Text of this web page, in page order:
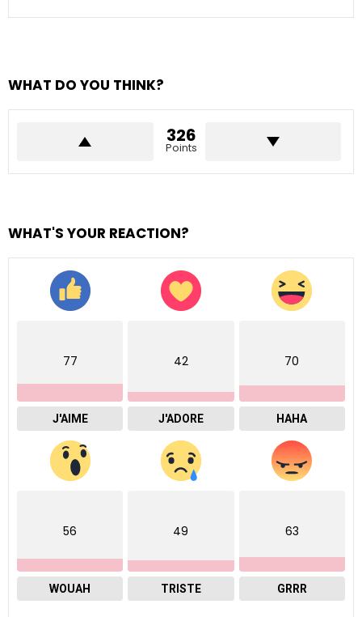
WHAT DO YOU THINK?
326
Points
WHAT'S YOUR REACTION?
77
J'AIME
42
J'ADORE
70
HAHA
56
WOUAH
49
TRISTE
63
GRRR